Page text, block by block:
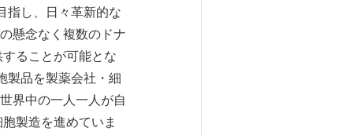
指し、日々革新的な
懸念なく複数のドナ
ることが可能とな
製品を製薬会社・細
界中の一人一人が自
製造を進めていま